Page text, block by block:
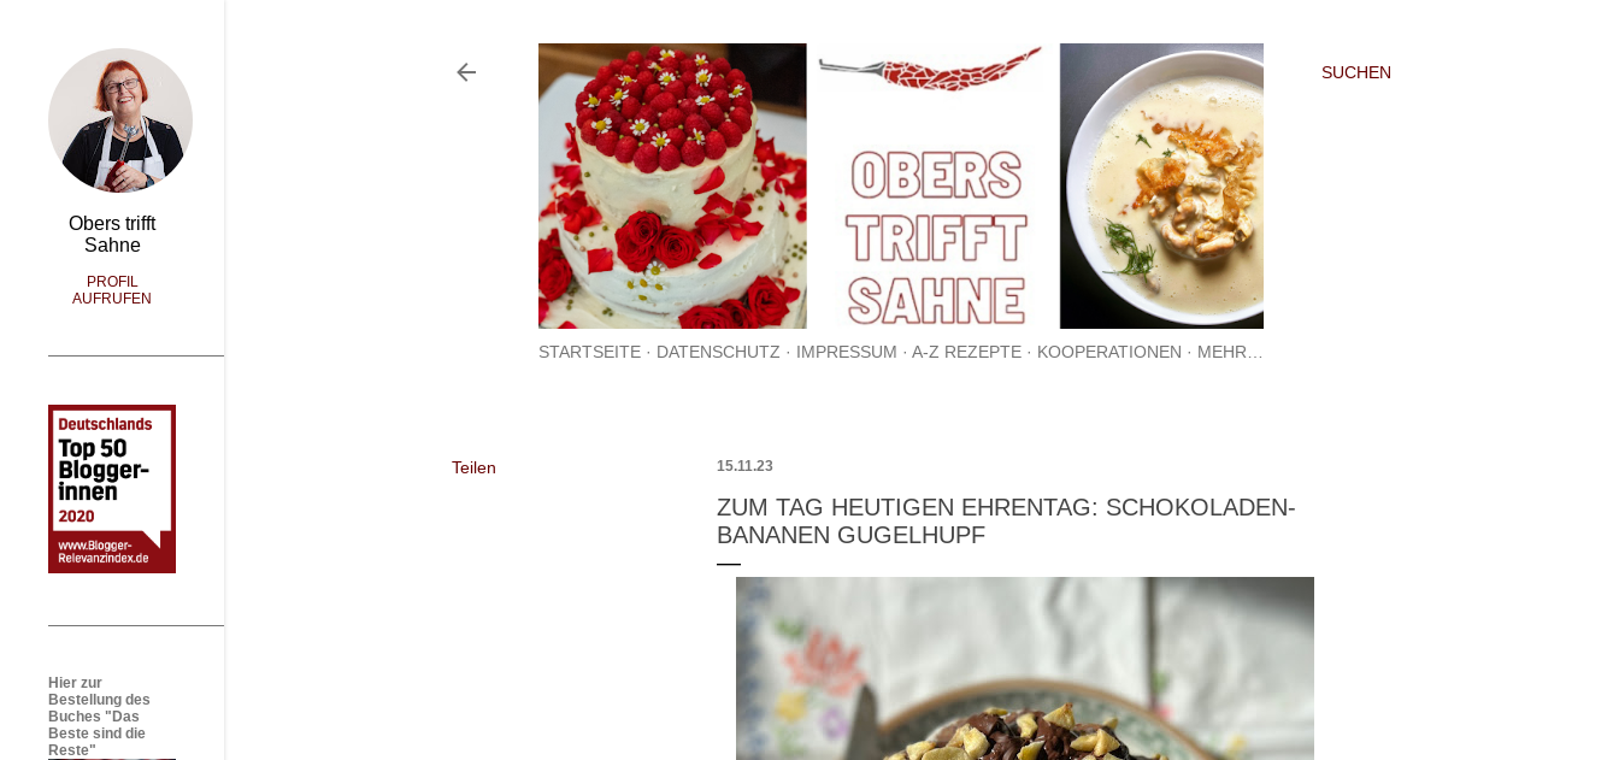
SUCHEN
STARTSEITE DATENSCHUTZ IMPRESSUM A-Z REZEPTE KOOPERATIONEN MEHR…
Teilen 15.11.23
ZUM TAG HEUTIGEN EHRENTAG: SCHOKOLADEN-
BANANEN GUGELHUPF
Obers trifft
Sahne
PROFIL
AUFRUFEN
Hier zur
Bestellung des
Buches "Das
Beste sind die
Reste"